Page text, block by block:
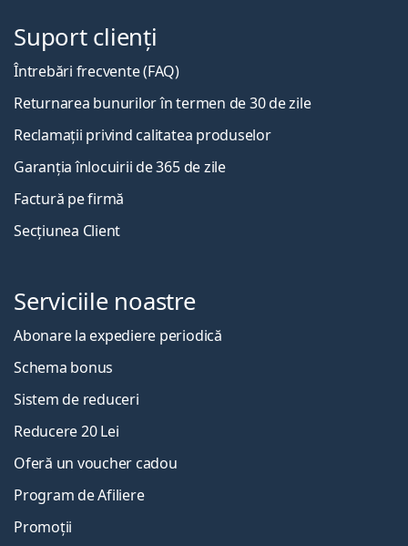
Suport clienți
Întrebări frecvente (FAQ)
Returnarea bunurilor în termen de 30 de zile
Reclamații privind calitatea produselor
Garanția înlocuirii de 365 de zile
Factură pe firmă
Secțiunea Client
Serviciile noastre
Abonare la expediere periodică
Schema bonus
Sistem de reduceri
Reducere 20 Lei
Oferă un voucher cadou
Program de Afiliere
Promoții